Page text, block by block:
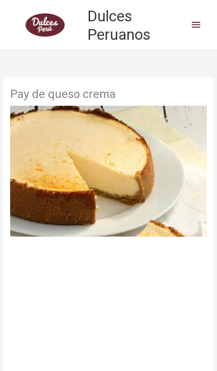
Dulces
Peruanos
Main
Pay de queso crema